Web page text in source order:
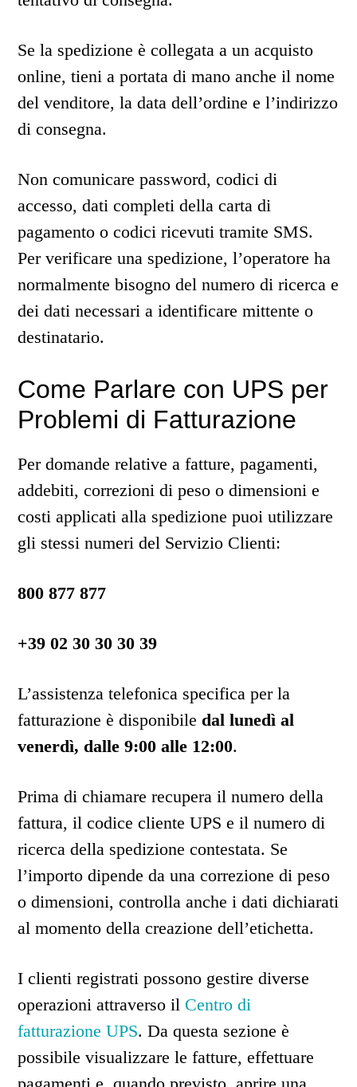
Se la spedizione è collegata a un acquisto
online, tieni a portata di mano anche il nome
del venditore, la data dell’ordine e l’indirizzo
di consegna.
Non comunicare password, codici di
accesso, dati completi della carta di
pagamento o codici ricevuti tramite SMS.
Per verificare una spedizione, l’operatore ha
normalmente bisogno del numero di ricerca e
dei dati necessari a identificare mittente o
destinatario.
Come Parlare con UPS per
Problemi di Fatturazione
Per domande relative a fatture, pagamenti,
addebiti, correzioni di peso o dimensioni e
costi applicati alla spedizione puoi utilizzare
gli stessi numeri del Servizio Clienti:
800 877 877
+39 02 30 30 30 39
L’assistenza telefonica specifica per la
fatturazione è disponibile dal lunedì al
venerdì, dalle 9:00 alle 12:00.
Prima di chiamare recupera il numero della
fattura, il codice cliente UPS e il numero di
ricerca della spedizione contestata. Se
l’importo dipende da una correzione di peso
o dimensioni, controlla anche i dati dichiarati
al momento della creazione dell’etichetta.
I clienti registrati possono gestire diverse
operazioni attraverso il Centro di
fatturazione UPS. Da questa sezione è
possibile visualizzare le fatture, effettuare